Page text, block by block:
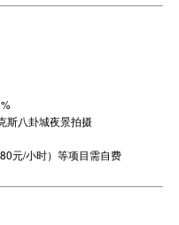
斯八卦城夜景拍摄
元/小时）等项目需自费